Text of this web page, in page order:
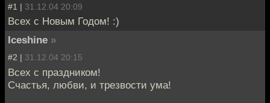
#1 | 31.12.04 20:09
Всех с Новым Годом! :)
Iceshine »
#2 | 31.12.04 20:15
Всех с праздником!
Счастья, любви, и трезвости ума!